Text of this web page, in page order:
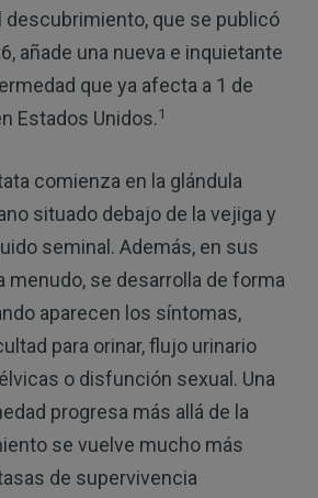
descubrimiento, que se publicó
añade una nueva e inquietante
que ya afecta a 1 de
Estados Unidos.1
comienza en la glándula
situado debajo de la vejiga y
seminal. Además, en sus
menudo, se desarrolla de forma
aparecen los síntomas,
para orinar, flujo urinario
o disfunción sexual. Una
progresa más allá de la
se vuelve mucho más
de supervivencia